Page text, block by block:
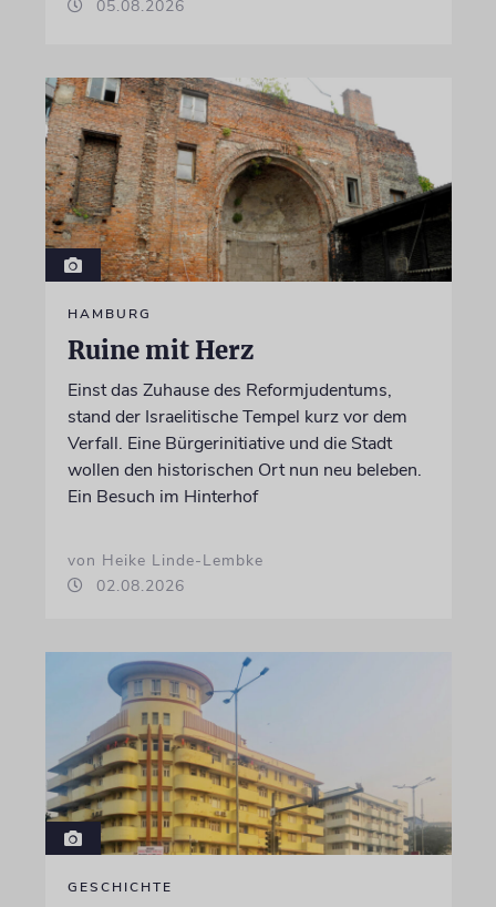
05.08.2026
HAMBURG
Ruine mit Herz
Einst das Zuhause des Reformjudentums,
stand der Israelitische Tempel kurz vor dem
Verfall. Eine Bürgerinitiative und die Stadt
wollen den historischen Ort nun neu beleben.
Ein Besuch im Hinterhof
von Heike Linde-Lembke
02.08.2026
GESCHICHTE